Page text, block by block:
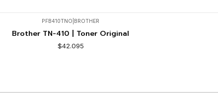
PFB410TNO BROTHER
Brother TN-410 | Toner Original
$42.095